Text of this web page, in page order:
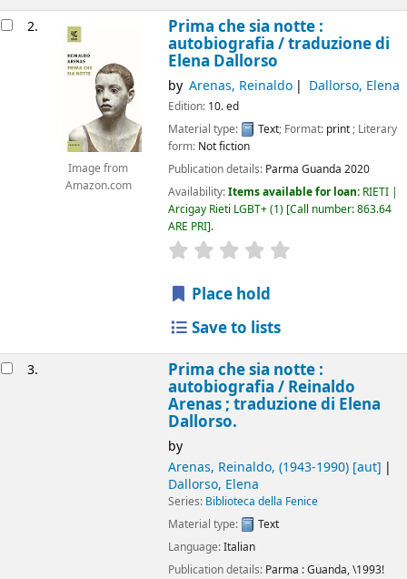
2.
Image from
Amazon.com
Prima che sia notte :
autobiografia /traduzione di
Elena Dallorso
by Arenas, Reinaldo Dallorso, Elena
Edition: 10. ed
Material type:
Text; Format: print; Literary
form: Not fiction
Publication details: Parma Guanda 2020
Availability:Items available for loan: RIETI |
Arcigay Rieti LGBT+(1) Call number:863.64
ARE PRI .
star rating
Place hold
Save to lists
3. Prima che sia notte :
autobiografia / Reinaldo
Arenas ; traduzione di Elena
Dallorso.
by
Arenas, Reinaldo, (1943-1990)[aut]
Dallorso, Elena
Series: Biblioteca della Fenice
Material type:
Text
Language:Italian
Publication details: Parma :Guanda,\1993!